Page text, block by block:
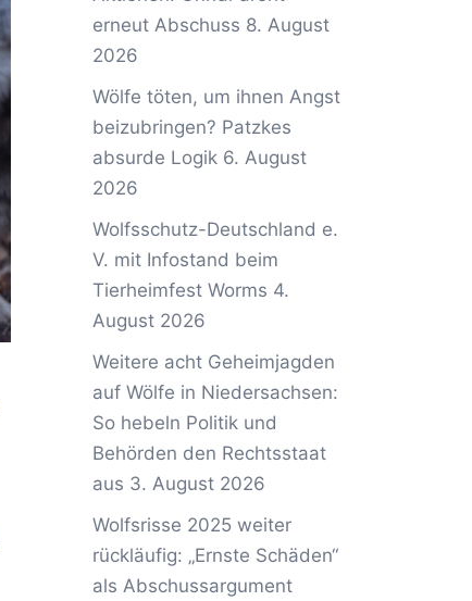
erneut Abschuss 8. August
2026
Wölfe töten, um ihnen Angst
beizubringen? Patzkes
absurde Logik 6. August
2026
Wolfsschutz-Deutschland e.
V. mit Infostand beim
Tierheimfest Worms 4.
August 2026
Weitere acht Geheimjagden
auf Wölfe in Niedersachsen:
So hebeln Politik und
Behörden den Rechtsstaat
aus 3. August 2026
Wolfsrisse 2025 weiter
rückläufig: „Ernste Schäden“
als Abschussargument